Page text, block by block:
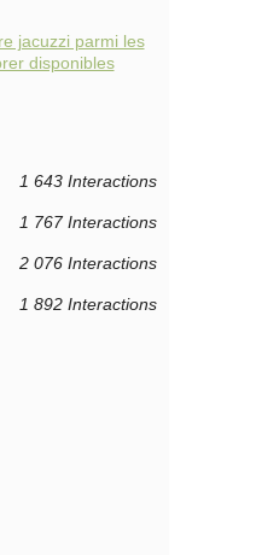
jacuzzi parmi les
disponibles
1 643 Interactions
1 767 Interactions
2 076 Interactions
1 892 Interactions